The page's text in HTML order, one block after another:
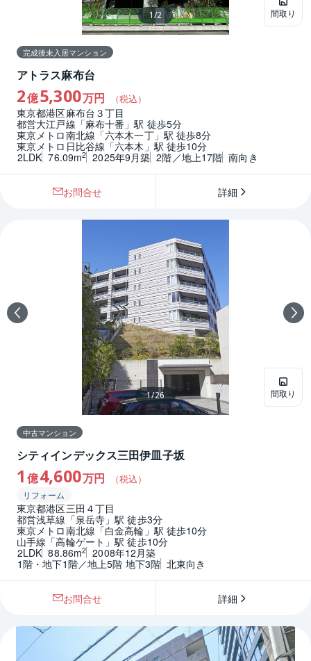
間取り
1/2
完成後未入居マンション
アトラス麻布台
2億5,300万円 （税込）
東京都港区麻布台３丁目
都営大江戸線「麻布十番」駅 徒歩5分
東京メトロ南北線「六本木一丁」駅 徒歩8分
東京メトロ日比谷線「六本木」駅 徒歩10分
2LDK 76.09m2 2025年9月築 2階／地上17階 南向き
お問合せ 詳細
間取り
1/26
中古マンション
シティインデックス三田伊皿子坂
1 億4,600万円 （税込）
リフォーム
東京都港区三田４丁目
都営浅草線「泉岳寺」駅 徒歩3分
東京メトロ南北線「白金高輪」駅 徒歩10分
山手線「高輪ゲート」駅 徒歩10分
2LDK 88.86m2 2008年12月築
1階・地下1階／地上5階 地下3階 北東向き
お問合せ 詳細